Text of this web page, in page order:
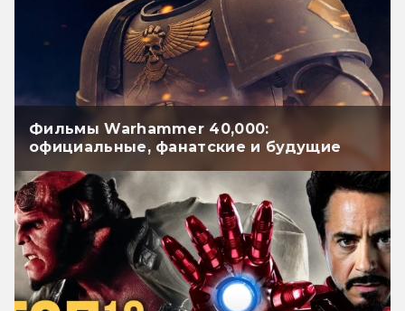
Фильмы Warhammer 40,000:
официальные, фанатские и будущие